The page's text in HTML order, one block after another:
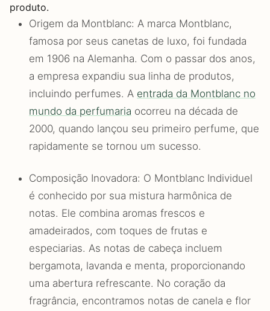
produto.
Origem da Montblanc: A marca Montblanc,
famosa por seus canetas de luxo, foi fundada
em 1906 na Alemanha. Com o passar dos anos,
a empresa expandiu sua linha de produtos,
incluindo perfumes. A entrada da Montblanc no
mundo da perfumaria ocorreu na década de
2000, quando lançou seu primeiro perfume, que
rapidamente se tornou um sucesso.
Composição Inovadora: O Montblanc Individuel
é conhecido por sua mistura harmônica de
notas. Ele combina aromas frescos e
amadeirados, com toques de frutas e
especiarias. As notas de cabeça incluem
bergamota, lavanda e menta, proporcionando
uma abertura refrescante. No coração da
fragrância, encontramos notas de canela e flor